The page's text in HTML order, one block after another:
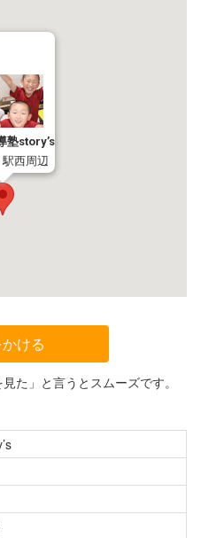
塾story’s
駅西周辺
ける
た」と言うとスムーズです。